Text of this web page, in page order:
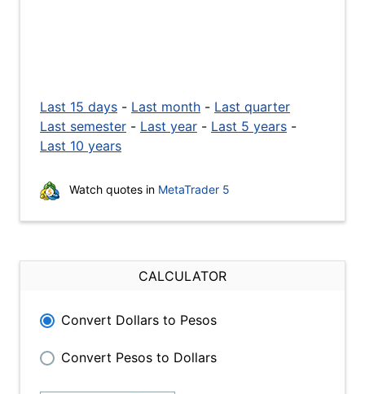
Last 15 days - Last month - Last quarter
Last semester - Last year - Last 5 years -
Last 10 years
Watch quotes in MetaTrader 5
CALCULATOR
Convert Dollars to Pesos
Convert Pesos to Dollars